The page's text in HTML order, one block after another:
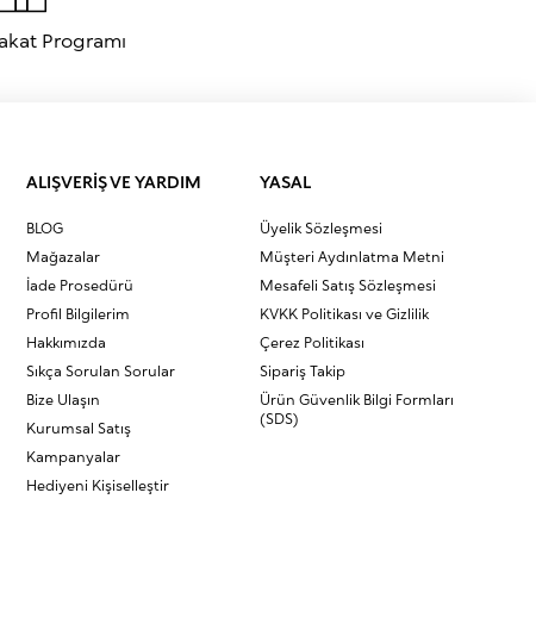
Programı
ALIŞVERİŞ VE YARDIM
BLOG
Mağazalar
İade Prosedürü
Profil Bilgilerim
Hakkımızda
Sıkça Sorulan Sorular
Bize Ulaşın
Kurumsal Satış
Kampanyalar
Hediyeni Kişiselleştir
YASAL
Üyelik Sözleşmesi
Müşteri Aydınlatma Metni
Mesafeli Satış Sözleşmesi
KVKK Politikası ve Gizlilik
Çerez Politikası
Sipariş Takip
Ürün Güvenlik Bilgi Formları
(SDS)